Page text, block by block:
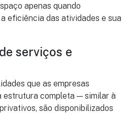
apenas quando
eficiência das atividades e sua
serviços e
que as empresas
estrutura completa — similar à
são disponibilizados